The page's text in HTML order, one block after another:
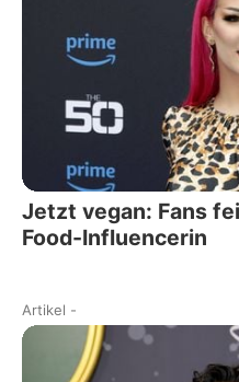
Jetzt vegan: Fans
Food-Influencerin
Artikel -